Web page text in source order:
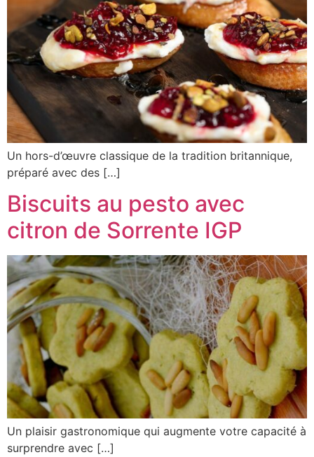
Un hors-d’œuvre classique de la tradition britannique,
préparé avec des […]
Biscuits au pesto avec
citron de Sorrente IGP
Un plaisir gastronomique qui augmente votre capacité à
surprendre avec […]